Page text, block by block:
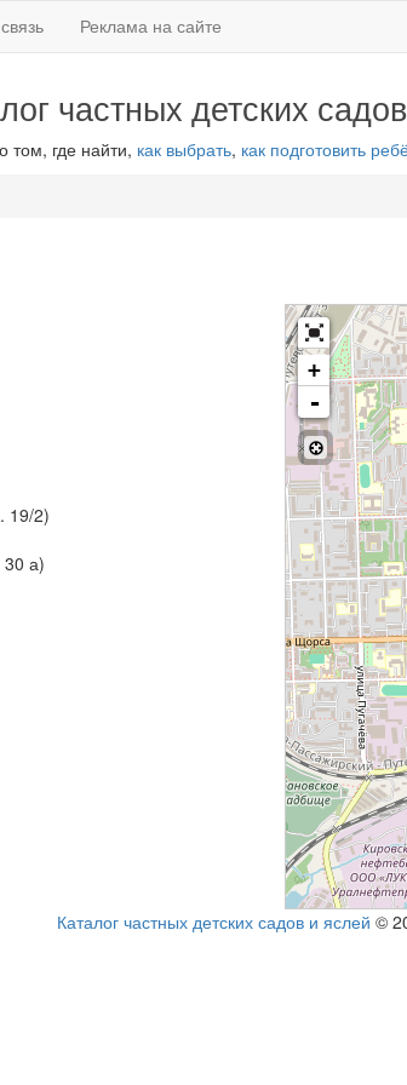
Реклама на сайте
частных детских
том, где найти, как выбрать, как подготовить
19/2)
а)
+
-
Каталог частных детских садов и яслей ©